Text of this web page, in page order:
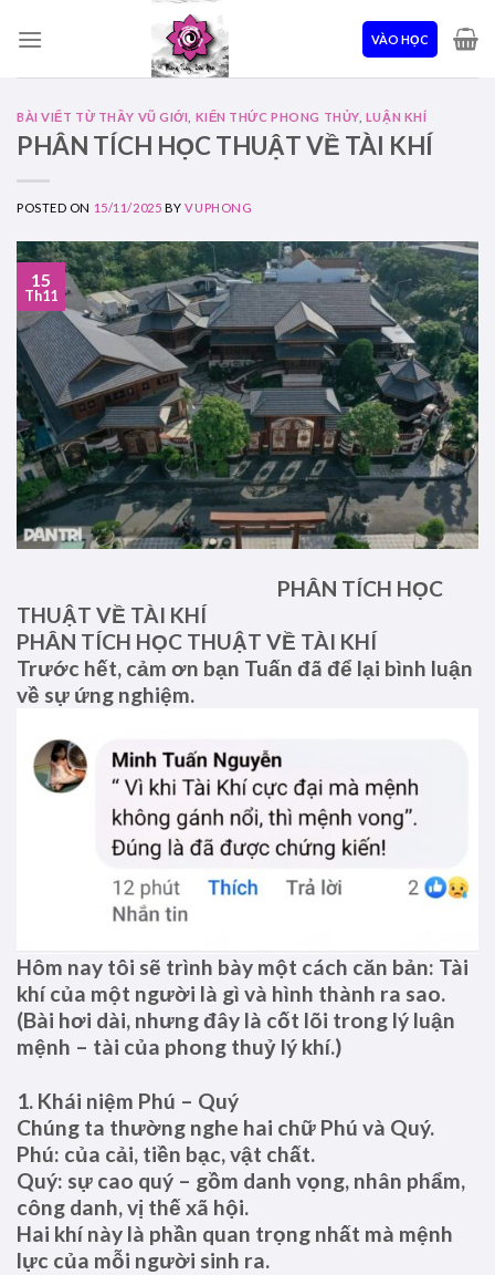
VÀO HỌC
BÀI VIẾT TỪ THẦY VŨ GIỚI KIẾN THỨC PHONG THỦY, LUẬN KHÍ
PHÂN TÍCH HỌC THUẬT VỀ TÀI KHÍ
POSTED ON 15/11/2025 BYVUPHONG
15
Th11
PHÂN TÍCH HỌC
THUẬT VỀ TÀI KHÍ
PHÂN TÍCH HỌC THUẬT VỀ TÀI KHÍ
Trước hết, cảm ơn bạn Tuấn đã để lại bình luận
về sự ứng nghiệm.
Hôm nay tôi sẽ trình bày một cách căn bản: Tài
khí của một người là gì và hình thành ra sao.
(Bài hơi dài, nhưng đây là cốt lõi trong lý luận
mệnh – tài của phong thuỷ lý khí.)
1. Khái niệm Phú – Quý
Chúng ta thường nghe hai chữ Phú và Quý.
Phú: của cải, tiền bạc, vật chất.
Quý: sự cao quý – gồm danh vọng, nhân phẩm,
công danh, vị thế xã hội.
Hai khí này là phần quan trọng nhất mà mệnh
lực của mỗi người sinh ra.